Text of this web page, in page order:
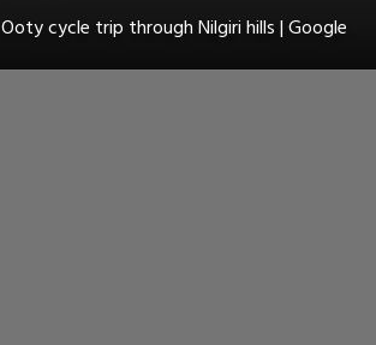
Ooty cycle trip through Nilgiri hills | Google